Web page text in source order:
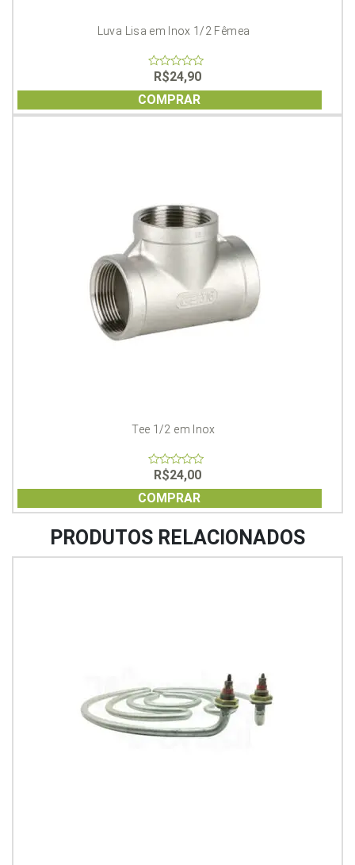
Luva Lisa em Inox 1/2 Fêmea
out
of
5
R$24,90
COMPRAR
Tee 1/2 em Inox
out
of
5
R$24,00
COMPRAR
PRODUTOS RELACIONADOS